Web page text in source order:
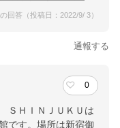
回答（投稿日：2022/9/ 3）
通報する
0
ＨＩＮＪＵＫＵは
です。場所は新宿御